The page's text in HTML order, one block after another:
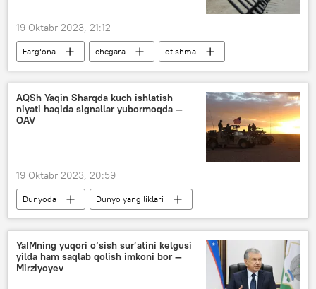
19 Oktabr 2023, 21:12
Farg‘ona chegara
otishma
Davlat xavfsizlik xizmati (DXX)
chegara xizmati
AQSh Yaqin Sharqda kuch ishlatish
niyati haqida signallar yubormoqda —
OAV
19 Oktabr 2023, 20:59
Dunyoda
Dunyo yangiliklari
AQSh
Isroil Eron
YaIMning yuqori o‘sish sur’atini kelgusi
yilda ham saqlab qolish imkoni bor —
Mirziyoyev